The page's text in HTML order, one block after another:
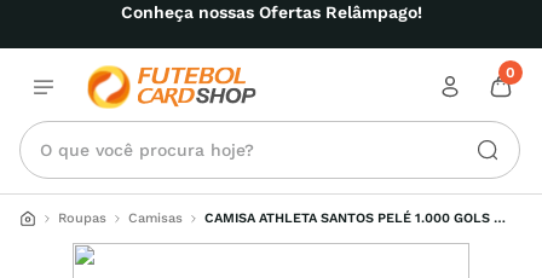
Conheça nossas Ofertas Relâmpago!
0
O que você procura hoje?
Roupas Camisas
CAMISA ATHLETA SANTOS PELÉ 1.000 GOLS